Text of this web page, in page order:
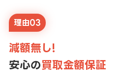
理由03
減額無し!
安心の買取金額保証